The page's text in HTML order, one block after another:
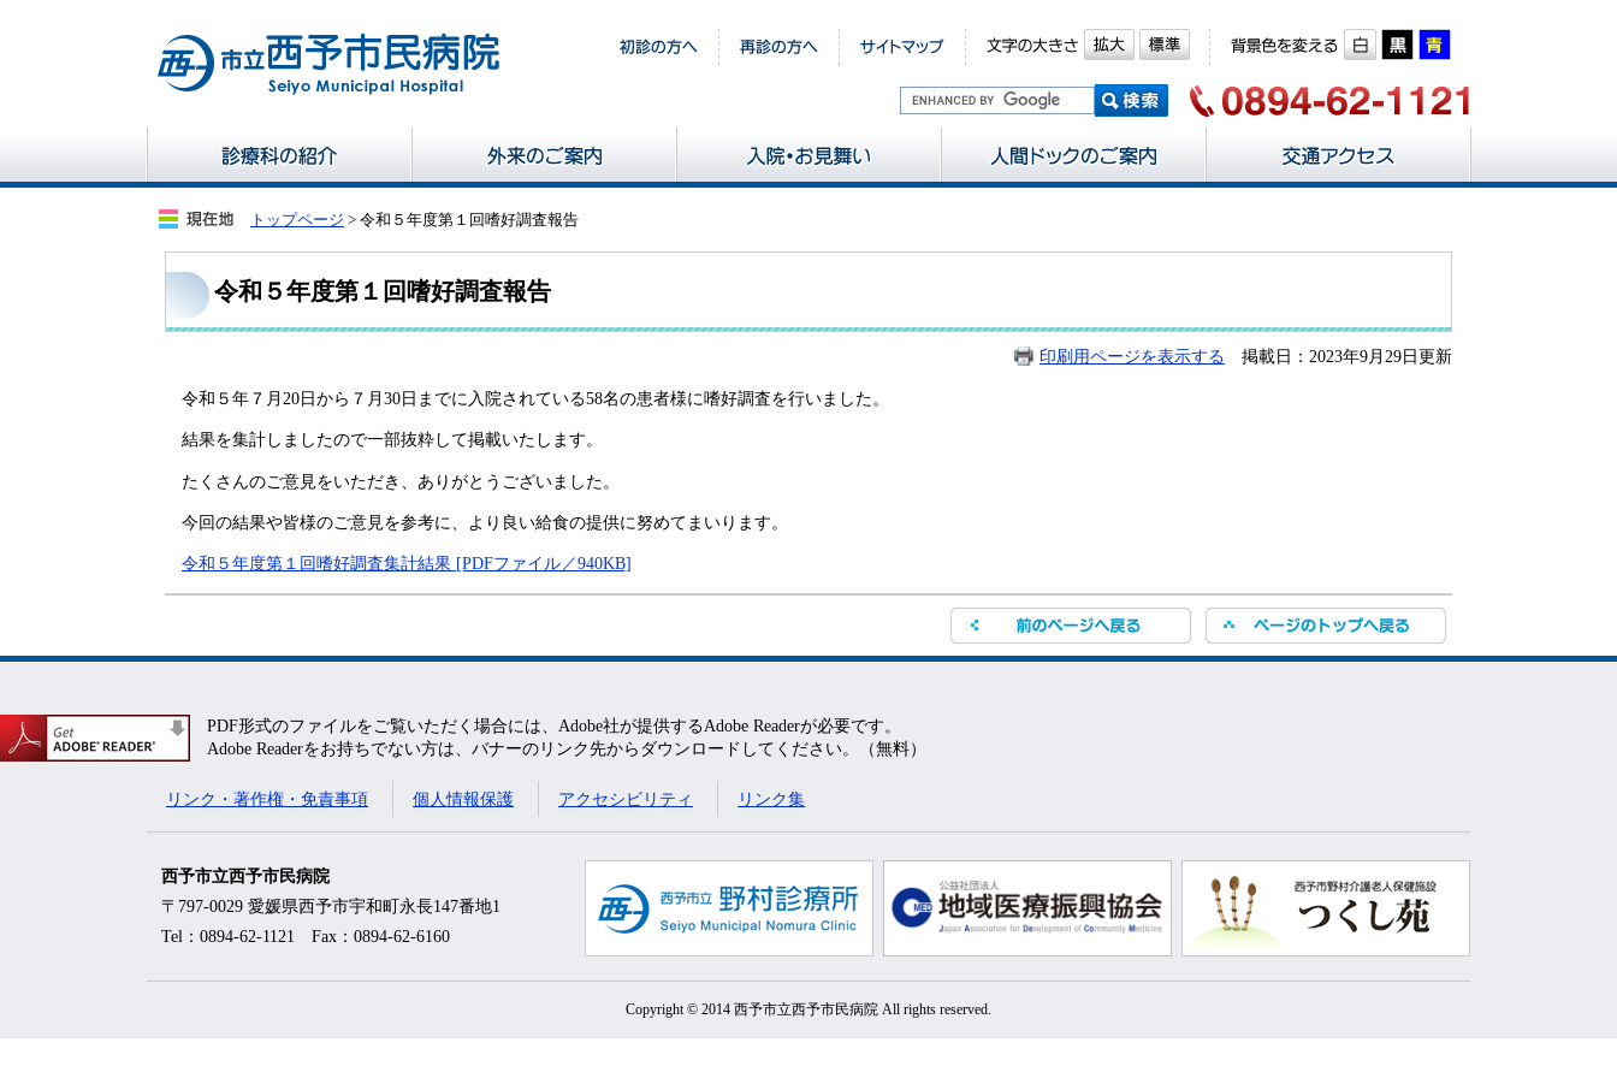
トップページ > 令和５年度第１回嗜好調査報告
令和５年度第１回嗜好調査報告
印刷用ページを表示する 掲載日：2023年9月29日更新
令和５年７月20日から７月30日までに入院されている58名の患者様に嗜好調査を行いました。
結果を集計しましたので一部抜粋して掲載いたします。
たくさんのご意見をいただき、ありがとうございました。
今回の結果や皆様のご意見を参考に、より良い給食の提供に努めてまいります。
令和５年度第１回嗜好調査集計結果 [PDFファイル／940KB]
PDF形式のファイルをご覧いただく場合には、Adobe社が提供するAdobe Readerが必要です。
Adobe Readerをお持ちでない方は、バナーのリンク先からダウンロードしてください。（無料）
リンク・著作権・免責事項 個人情報保護 アクセシビリティ リンク集
西予市立西予市民病院
〒797-0029 愛媛県西予市宇和町永長147番地1
Tel：0894-62-1121 Fax：0894-62-6160
Copyright © 2014 西予市立西予市民病院 All rights reserved.